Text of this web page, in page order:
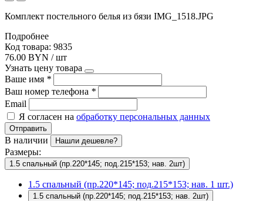
Комплект постельного белья из бязи IMG_1518.JPG
Подробнее
Код товара: 9835
76.00 BYN / шт
Узнать цену товара
Ваше имя *
Ваш номер телефона *
Email
Я согласен на обработку персональных данных
Отправить
В наличии Нашли дешевле?
Размеры:
1.5 спальный (пр.220*145; под.215*153; нав. 2шт)
1.5 спальный (пр.220*145; под.215*153; нав. 1 шт.)
1.5 спальный (пр.220*145; под.215*153; нав. 2шт)